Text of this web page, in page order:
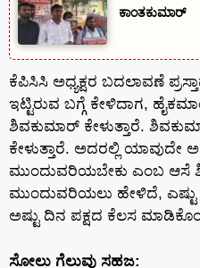
ಕಾಂತಕುಮಾರ್
ಕೆಪಿಸಿಸಿ ಅಧ್ಯಕ್ಷರ ಬದಲಾವಣೆ
ಇಟ್ಟಿರುವ ಬಗ್ಗೆ ಕೇಳಿದಾಗ,
ಶಿವಕುಮಾರ್ ಕೇಳುತ್ತಾರೆ.
ಕೇಳುತ್ತಾರೆ. ಅದರಲ್ಲಿ ಯಾವುದೇ
ಮುಂದುವರಿಯಬೇಕು ಎಂಬ ಆಸೆ
ಮುಂದುವರಿಯಲು ಹೇಳಿದೆ, ಎಷ್ಟು
ಅಷ್ಟು ದಿನ ಪಕ್ಷದ ಕೆಲಸ
ಸೋಲು ಗೆಲುವು ಸಹಜ: